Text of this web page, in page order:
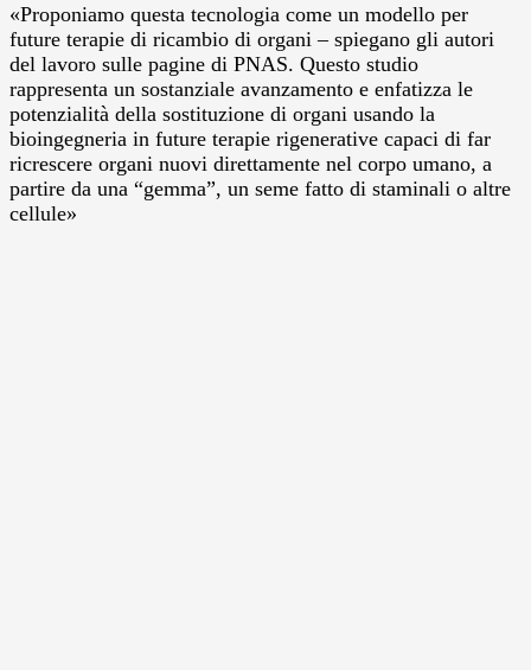
«Proponiamo questa tecnologia come un modello per
future terapie di ricambio di organi – spiegano gli autori
del lavoro sulle pagine di PNAS. Questo studio
rappresenta un sostanziale avanzamento e enfatizza le
potenzialità della sostituzione di organi usando la
bioingegneria in future terapie rigenerative capaci di far
ricrescere organi nuovi direttamente nel corpo umano, a
partire da una “gemma”, un seme fatto di staminali o altre
cellule»